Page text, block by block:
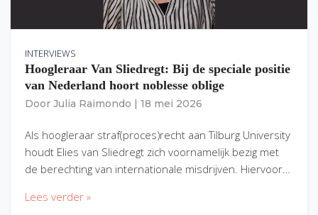
INTERVIEWS
Hoogleraar Van Sliedregt: Bij de speciale positie
van Nederland hoort noblesse oblige
Door Julia Raimondo 18 mei 2026
Als hoogleraar straf(proces)recht aan Tilburg University
houdt Elies van Sliedregt zich voornamelijk bezig met
de berechting van internationale misdrijven. Hiervoor…
Lees verder »